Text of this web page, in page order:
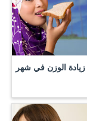
زيادة الوزن في شهر